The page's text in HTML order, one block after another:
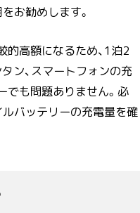
お勧めします。
的高額になるため、1泊2
ン、スマートフォンの充
でも問題ありません。必
バッテリーの充電量を確